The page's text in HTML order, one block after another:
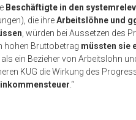
Beschäftigte in den
die ihreArbeitslöhne und
, würden bei Aussetzen des
hohen Bruttobetrag müssten sie
als ein Bezieher von Arbeitslohn
KUG die Wirkung des
.“